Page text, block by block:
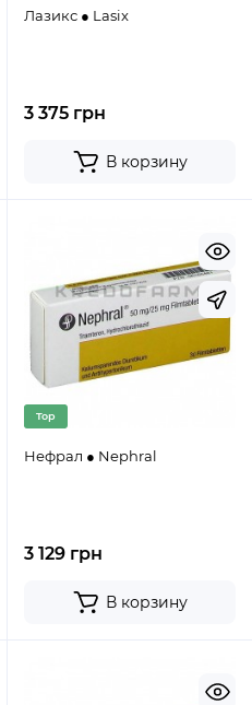
Лазикс ● Lasix
3 375 грн
В корзину
Top
Нефрал ● Nephral
3 129 грн
В корзину